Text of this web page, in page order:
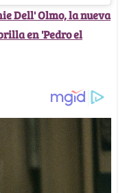
Dell' Olmo, la nueva
en 'Pedro el